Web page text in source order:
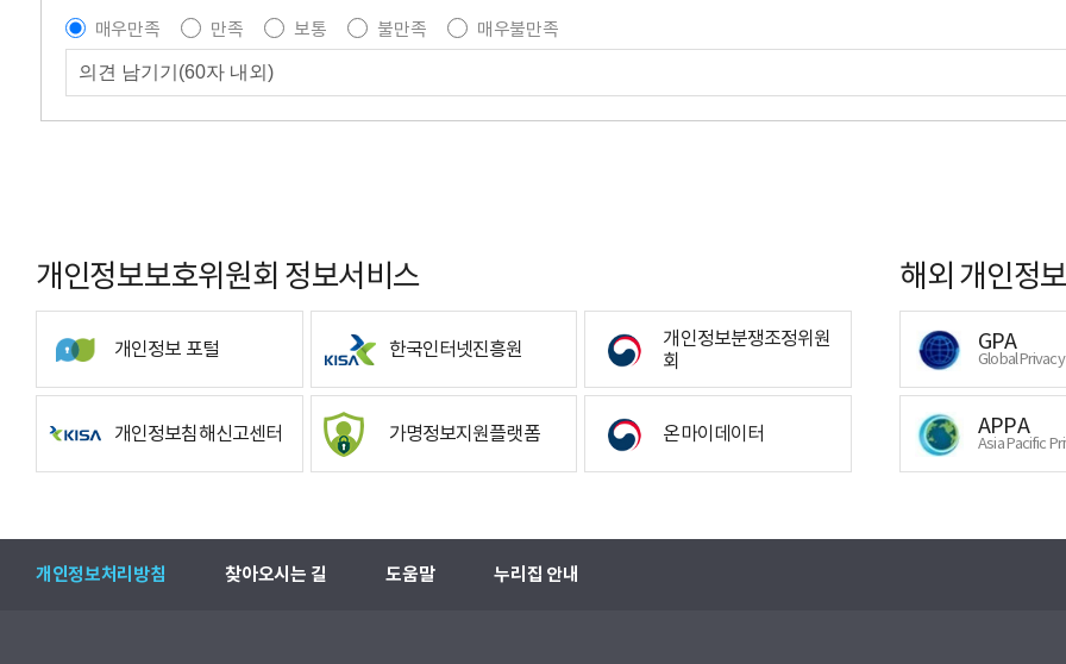
매우만족
만족 보통 불만족 매우불만족
개인정보보호위원회 정보서비스
개인정보 포털 한국인터넷진흥원
개인정보분쟁조정위원
회
개인정보침해신고센터 가명정보지원플랫폼 온마이데이터
해외 개인정
GPA
Global
APPA
Asia Pacific
개인정보처리방침 찾아오시는 길 도움말 누리집 안내